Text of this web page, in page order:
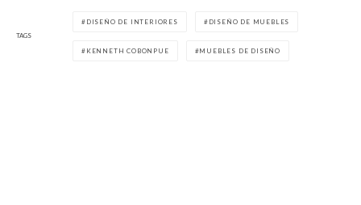
TAGS
DISEÑO DE INTERIORES DISEÑO DE MUEBLES
KENNETH COBONPUE MUEBLES DE DISEÑO